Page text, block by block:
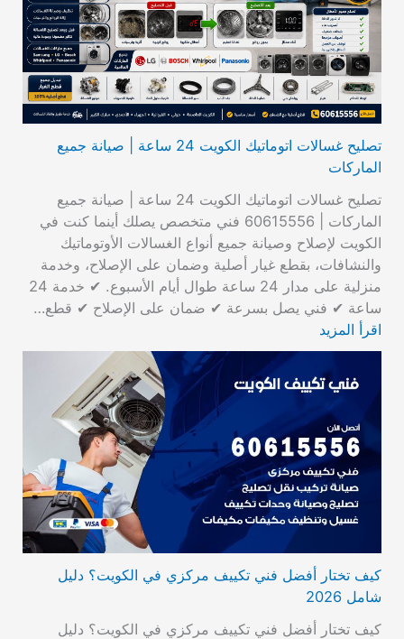
تصليح غسالات اتوماتيك الكويت 24 ساعة | صيانة جميع
الماركات
تصليح غسالات اتوماتيك الكويت 24 ساعة | صيانة جميع
الماركات | 60615556 فني متخصص يصلك أينما كنت في
الكويت لإصلاح وصيانة جميع أنواع الغسالات الأوتوماتيك
والنشافات، بقطع غيار أصلية وضمان على الإصلاح، وخدمة
منزلية على مدار 24 ساعة طوال أيام الأسبوع. ✔ خدمة 24
ساعة ✔ فني يصل بسرعة ✔ ضمان على الإصلاح ✔ قطع…
اقرأ المزيد
كيف تختار أفضل فني تكييف مركزي في الكويت؟ دليل
شامل 2026
كيف تختار أفضل فني تكييف مركزي في الكويت؟ دليل